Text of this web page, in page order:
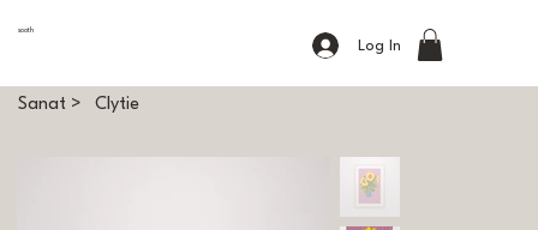
Log In
sooth
Sanat > Clytie